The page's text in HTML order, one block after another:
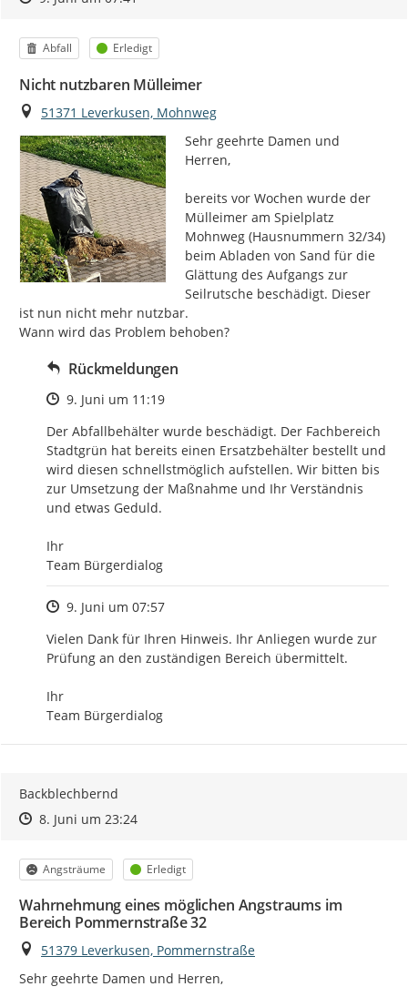
Kategorie
Abfall Status
Erledigt
Nicht nutzbaren Mülleimer
Ort
51371 Leverkusen, Mohnweg
Sehr geehrte Damen und
Herren,
bereits vor Wochen wurde der
Mülleimer am Spielplatz
Mohnweg (Hausnummern 32/34)
beim Abladen von Sand für die
Glättung des Aufgangs zur
Seilrutsche beschädigt. Dieser
ist nun nicht mehr nutzbar.
Wann wird das Problem behoben?
Rückmeldungen
Zeitpunkt des Erstellens
9. Juni um 11:19
Der Abfallbehälter wurde beschädigt. Der Fachbereich
Stadtgrün hat bereits einen Ersatzbehälter bestellt und
wird diesen schnellstmöglich aufstellen. Wir bitten bis
zur Umsetzung der Maßnahme und Ihr Verständnis
und etwas Geduld.
Ihr
Team Bürgerdialog
Zeitpunkt des Erstellens
9. Juni um 07:57
Vielen Dank für Ihren Hinweis. Ihr Anliegen wurde zur
Prüfung an den zuständigen Bereich übermittelt.
Ihr
Team Bürgerdialog
Backblechbernd
Zeitpunkt des Erstellens
Zeitpunkt des Erstellens
8. Juni um 23:24Zur Äußerung
Kategorie
Angsträume Status
Erledigt
Wahrnehmung eines möglichen Angstraums im
Bereich Pommernstraße 32
Ort
51379 Leverkusen, Pommernstraße
Sehr geehrte Damen und Herren,